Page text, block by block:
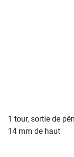
1 tour, sortie de
14 mm de haut